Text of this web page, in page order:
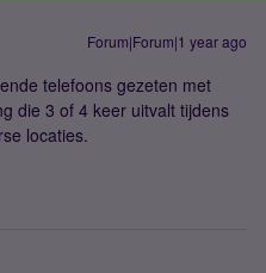
Forum|Forum|1 year ago
telefoons gezeten met
die 3 of 4 keer uitvalt tijdens
locaties.